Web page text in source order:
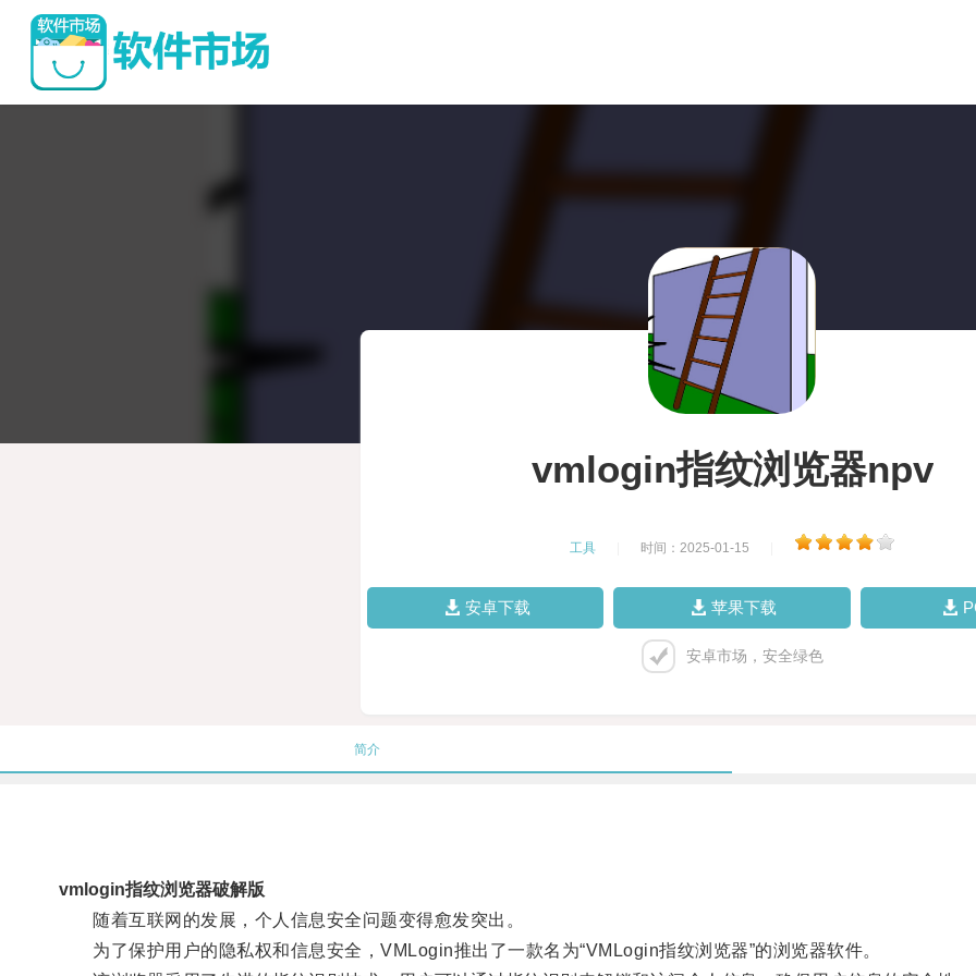
vmlogin指纹浏览器npv
工具 时间：2025-01-15
安卓下载 苹果下载
安卓市场，安全绿色
简介
vmlogin指纹浏览器破解版
随着互联网的发展，个人信息安全问题变得愈发突出。
为了保护用户的隐私权和信息安全，VMLogin推出了一款名为“VMLogin指纹浏览器”的浏览器软件。